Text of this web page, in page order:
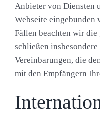
Anbieter von Diensten
Webseite eingebunden
Fällen beachten wir
schließen
Vereinbarungen, die
mit den Empfängern